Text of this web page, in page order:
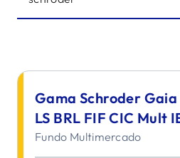
Fundo Multimercado
Gama Schroder
LS BRL FIF CIC Mult